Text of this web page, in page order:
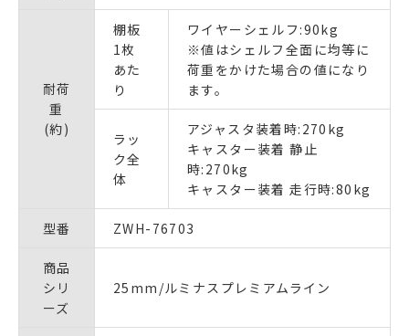
耐荷
重
(約)
棚板
1枚
あた
り
ワイヤーシェルフ:90kg
※値はシェルフ全面に均等に
荷重をかけた場合の値になり
ます。
ラッ
ク全
体
アジャスタ装着時:270kg
キャスター装着 静止
時:270kg
キャスター装着 走行時:80kg
型番 ZWH-76703
商品
シリ
ーズ
25mm/ルミナスプレミアムライン